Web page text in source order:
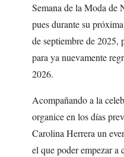
Semana de la Moda de
pues durante su
de septiembre de 2025,
para ya nuevamente
2026.
Acompañando a la
organice en los días
Carolina Herrera un
el que poder empezar a